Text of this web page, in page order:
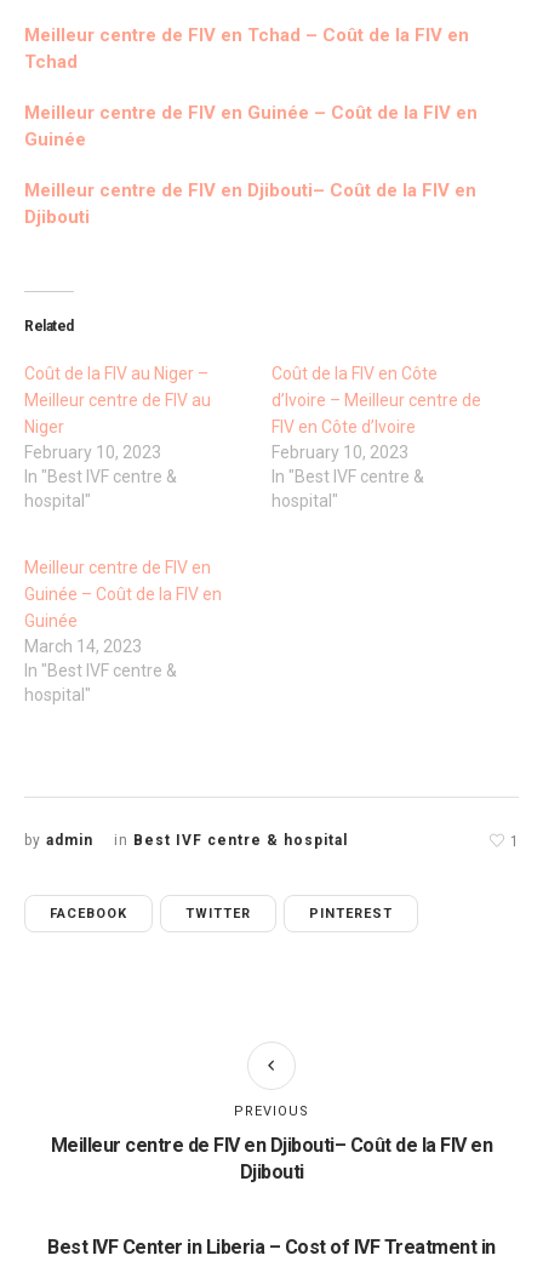
Meilleur centre de FIV en Tchad – Coût de la FIV en
Tchad
Meilleur centre de FIV en Guinée – Coût de la FIV en
Guinée
Meilleur centre de FIV en Djibouti– Coût de la FIV en
Djibouti
Related
Coût de la FIV au Niger –
Meilleur centre de FIV au
Niger
February 10, 2023
In "Best IVF centre &
hospital"
Coût de la FIV en Côte
d’Ivoire – Meilleur centre de
FIV en Côte d’Ivoire
February 10, 2023
In "Best IVF centre &
hospital"
Meilleur centre de FIV en
Guinée – Coût de la FIV en
Guinée
March 14, 2023
In "Best IVF centre &
hospital"
by admin in Best IVF centre & hospital 1
FACEBOOK TWITTER PINTEREST
Meilleur centre de FIV en Djibouti– Coût de la FIV en
Djibouti
PREVIOUS
Best IVF Center in Liberia – Cost of IVF Treatment in